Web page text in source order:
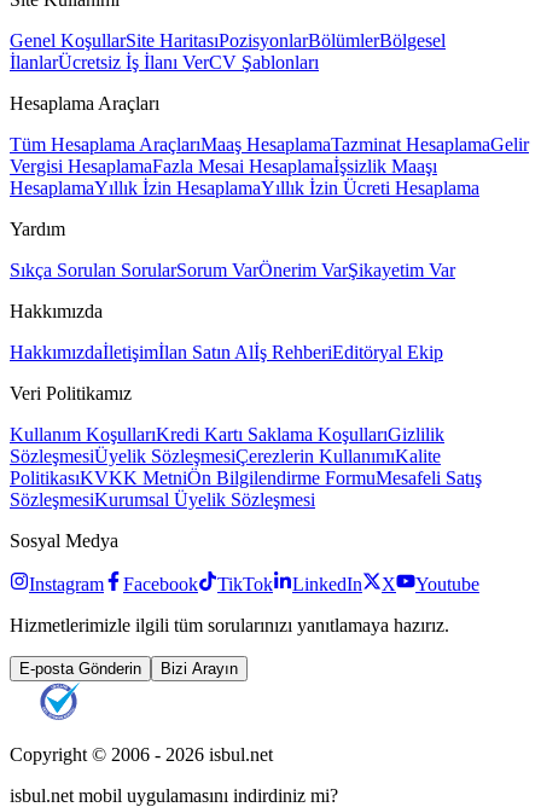
Genel KoşullarSite HaritasıPozisyonlarBölümlerBölgesel
İlanlarÜcretsiz İş İlanı VerCV Şablonları
Hesaplama Araçları
Tüm Hesaplama AraçlarıMaaş HesaplamaTazminat HesaplamaGelir
Vergisi HesaplamaFazla Mesai Hesaplamaİşsizlik Maaşı
HesaplamaYıllık İzin HesaplamaYıllık İzin Ücreti Hesaplama
Yardım
Sıkça Sorulan SorularSorum VarÖnerim VarŞikayetim Var
Hakkımızda
Hakkımızdaİletişimİlan Satın Alİş RehberiEditöryal Ekip
Veri Politikamız
Kullanım KoşullarıKredi Kartı Saklama KoşullarıGizlilik
SözleşmesiÜyelik SözleşmesiÇerezlerin KullanımıKalite
PolitikasıKVKK MetniÖn Bilgilendirme FormuMesafeli Satış
SözleşmesiKurumsal Üyelik Sözleşmesi
Sosyal Medya
Instagram Facebook TikTok LinkedIn X
Youtube
Hizmetlerimizle ilgili tüm sorularınızı yanıtlamaya hazırız.
E-posta Gönderin Bizi Arayın
Copyright © 2006 - 2026 isbul.net
isbul.net mobil uygulamasını indirdiniz mi?